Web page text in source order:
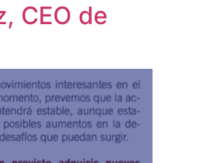
CEO de